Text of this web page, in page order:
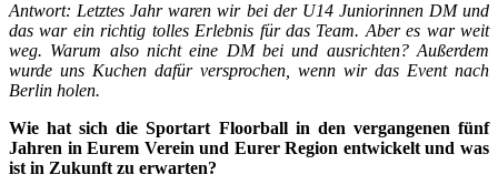
Antwort: Letztes Jahr waren wir bei der U14 Juniorinnen DM und
das war ein richtig tolles Erlebnis für das Team. Aber es war weit
weg. Warum also nicht eine DM bei und ausrichten? Außerdem
wurde uns Kuchen dafür versprochen, wenn wir das Event nach
Berlin holen.
Wie hat sich die Sportart Floorball in den vergangenen fünf
Jahren in Eurem Verein und Eurer Region entwickelt und was
ist in Zukunft zu erwarten?